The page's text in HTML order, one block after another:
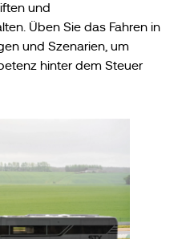
und
Üben Sie das Fahren in
und Szenarien, um
hinter dem Steuer